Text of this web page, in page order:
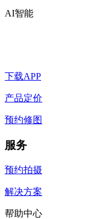
AI智能
下载APP
产品定价
预约修图
服务
预约拍摄
解决方案
帮助中心